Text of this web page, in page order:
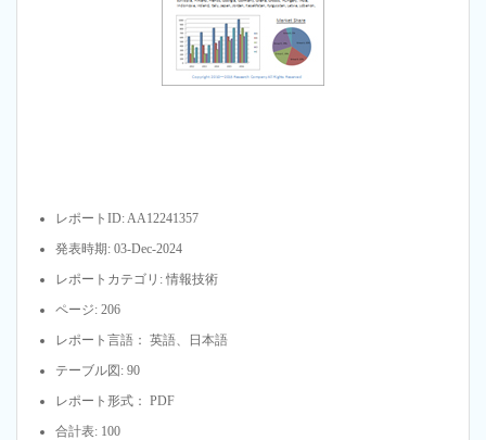
レポートID: AA12241357
発表時期: 03-Dec-2024
レポートカテゴリ: 情報技術
ページ: 206
レポート言語： 英語、日本語
テーブル図: 90
レポート形式： PDF
合計表: 100